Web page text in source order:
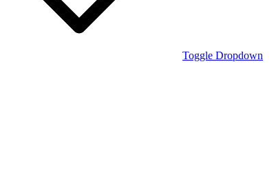
Toggle Dropdown